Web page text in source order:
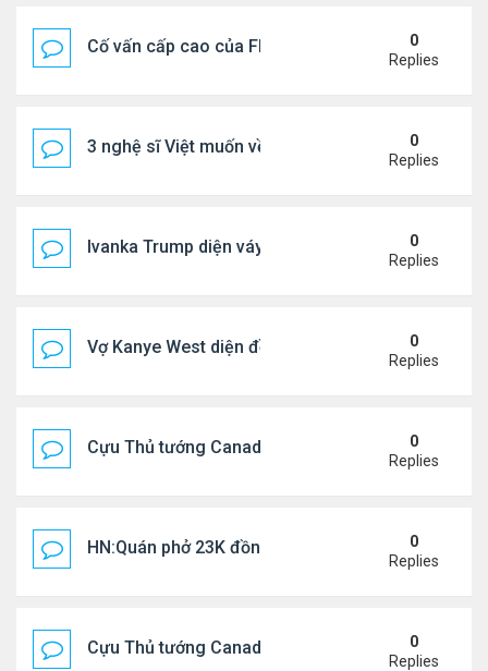
Cố vấn cấp cao của FIFA từ chức để phán đối
0
Replies
3 nghệ sĩ Việt muốn về VN nhưng số phận an bài
0
Replies
Ivanka Trump diện váy hở eo táo bạo, khoe vòng
0
Replies
Vợ Kanye West diện đồ xẻ bạo, dự tiệc ở đảo Ibiza
0
Replies
Cựu Thủ tướng Canada đắm đuối khóa môi Katy
0
Replies
HN:Quán phở 23K đồng một bát, 7 năm không
0
Replies
Cựu Thủ tướng Canada thoa kem chống nắng
0
Replies